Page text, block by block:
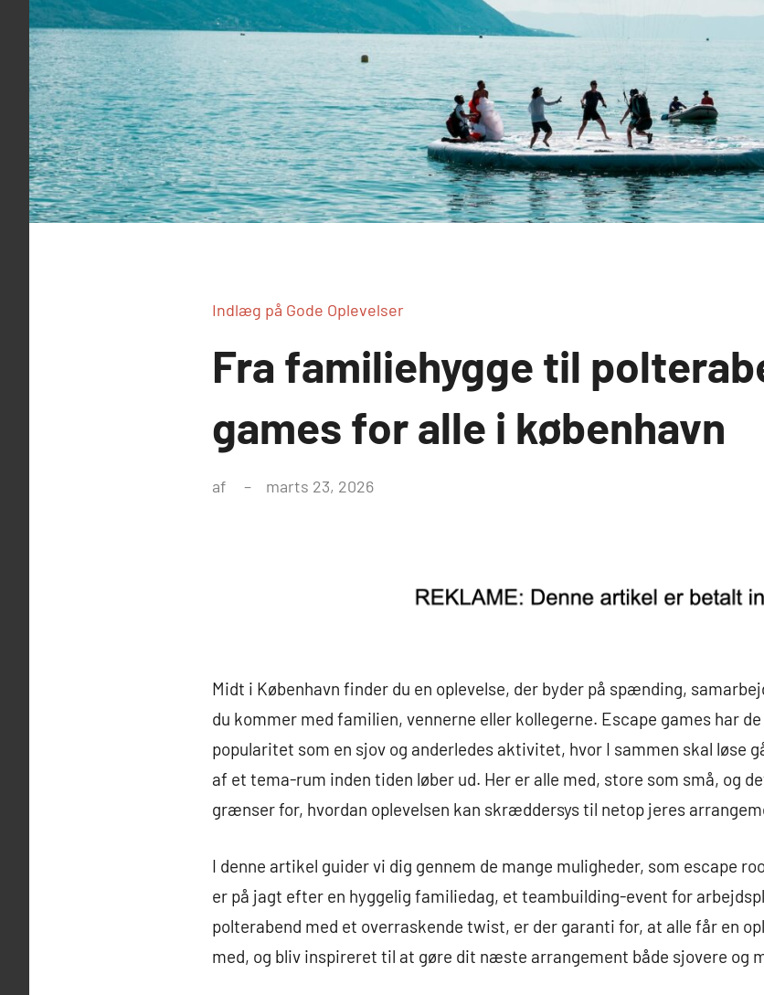
Indlæg på Gode Oplevelser
Fra familiehygge til
games for alle i københavn
af marts 23, 2026
Midt i København finder du en oplevelse, der byder på spænding,
du kommer med familien, vennerne eller kollegerne. Escape games har
popularitet som en sjov og anderledes aktivitet, hvor I sammen skal løse
af et tema-rum inden tiden løber ud. Her er alle med, store som små, og
grænser for, hvordan oplevelsen kan skræddersys til netop jeres
I denne artikel guider vi dig gennem de mange muligheder, som escape
er på jagt efter en hyggelig familiedag, et teambuilding-event for
polterabend med et overraskende twist, er der garanti for, at alle får en
med, og bliv inspireret til at gøre dit næste arrangement både sjovere og